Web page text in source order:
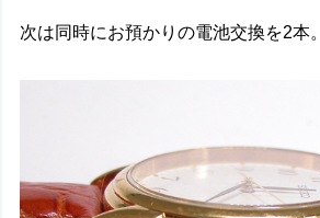
次は同時にお預かりの電池交換を2本。